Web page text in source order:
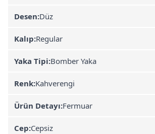
Desen:Düz
Kalıp:Regular
Yaka Tipi:Bomber Yaka
Renk:Kahverengi
Ürün Detayı:Fermuar
Cep:Cepsiz